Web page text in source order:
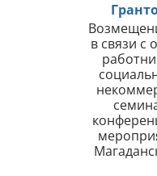
в связи с